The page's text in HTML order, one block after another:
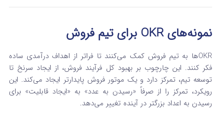
نمونه‌های OKR برای تیم فروش
OKRها به تیم فروش کمک می‌کنند تا فراتر از اهداف درآمدی ساده
فکر کنند. این چارچوب بر بهبود کل فرآیند فروش، از ایجاد سرنخ تا
توسعه تیم، تمرکز دارد و یک موتور فروش پایدارتر ایجاد می‌کند. این
رویکرد، تمرکز را از صرفاً «رسیدن به عدد» به «ایجاد قابلیت» برای
رسیدن به اعداد بزرگتر در آینده تغییر می‌دهد.